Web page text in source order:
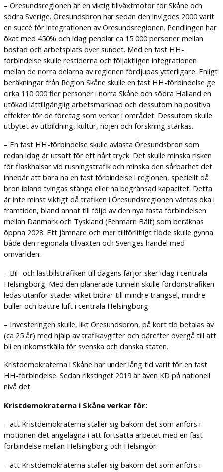
– Öresundsregionen är en viktig tillväxtmotor för Skåne och
södra Sverige. Öresundsbron har sedan den invigdes 2000 varit
en succé för integrationen av Öresundsregionen. Pendlingen har
ökat med 450% och idag pendlar ca 15 000 personer mellan
bostad och arbetsplats över sundet. Med en fast HH-
förbindelse skulle restiderna och följaktligen integrationen
mellan de norra delarna av regionen fördjupas ytterligare. Enligt
beräkningar från Region Skåne skulle en fast HH-förbindelse ge
cirka 110 000 fler personer i norra Skåne och södra Halland en
utökad lättillgänglig arbetsmarknad och dessutom ha positiva
effekter för de företag som verkar i området. Dessutom skulle
utbytet av utbildning, kultur, nöjen och forskning stärkas.
– En fast HH-förbindelse skulle avlasta Öresundsbron som
redan idag är utsatt för ett hårt tryck. Det skulle minska risken
för flaskhalsar vid rusningstrafik och minska den sårbarhet det
innebär att bara ha en fast förbindelse i regionen, speciellt då
bron ibland tvingas stänga eller ha begränsad kapacitet. Detta
är inte minst viktigt då trafiken i Öresundsregionen väntas öka i
framtiden, bland annat till följd av den nya fasta förbindelsen
mellan Danmark och Tyskland (Fehmarn Bält) som beräknas
öppna 2028. Ett jämnare och mer tillförlitligt flöde skulle gynna
både den regionala tillväxten och Sveriges handel med
omvärlden.
– Bil- och lastbilstrafiken till dagens färjor sker idag i centrala
Helsingborg. Med den planerade tunneln skulle fordonstrafiken
ledas utanför stader vilket bidrar till mindre trängsel, mindre
buller och bättre luft i centrala Helsingborg.
– Investeringen skulle, likt Öresundsbron, på kort tid betalas av
(ca 25 år) med hjälp av trafikavgifter och därefter övergå till att
bli en inkomstkälla för svenska och danska staten.
Kristdemokraterna i Skåne har under lång tid varit för en fast
HH-förbindelse. Sedan rikstinget 2019 är även KD på nationell
nivå det.
Kristdemokraterna i Skåne verkar för:
– att Kristdemokraterna ställer sig bakom det som anförs i
motionen det angelägna i att fortsätta arbetet med en fast
förbindelse mellan Helsingborg och Helsingör.
– att Kristdemokraterna ställer sig bakom det som anförs i